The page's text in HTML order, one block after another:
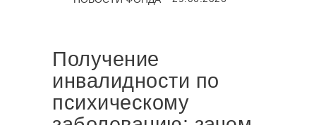
Получение
инвалидности по
психическому